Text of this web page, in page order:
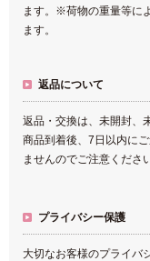
ます。※荷物の重量等に
ます。
返品について
返品・交換は、未開封、
商品到着後、7日以内に
ませんのでご注意くださ
プライバシー保護
大切なお客様のプライバ